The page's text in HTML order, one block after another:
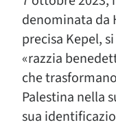
denominata da
precisa Kepel,
«razzia
che
Palestina nella
sua